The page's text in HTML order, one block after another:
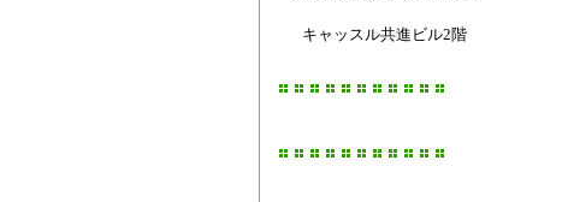
キャッスル共進ビル2階